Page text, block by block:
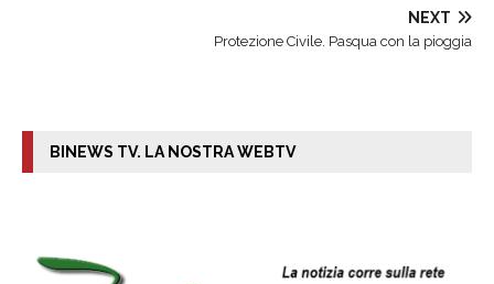
NEXT
Protezione Civile. Pasqua con la pioggia
BINEWS TV. LA NOSTRA WEBTV